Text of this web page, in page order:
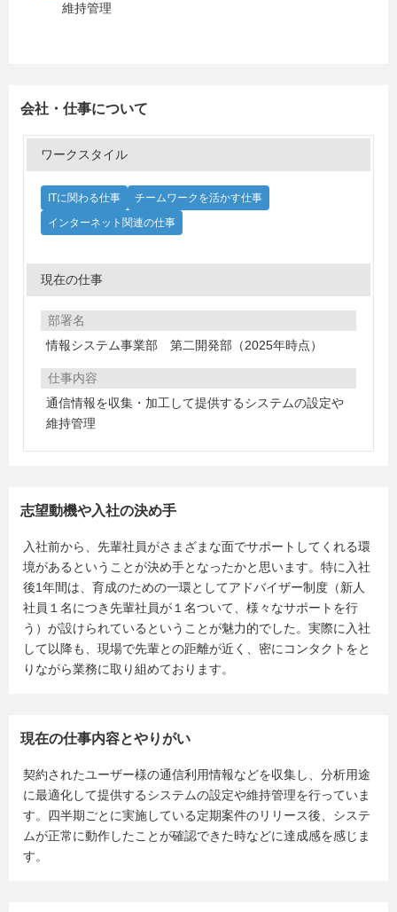
維持管理
会社・仕事について
ワークスタイル
ITに関わる仕事
チームワークを活かす仕事
インターネット関連の仕事
現在の仕事
部署名
情報システム事業部 第二開発部（2025年時点）
仕事内容
通信情報を収集・加工して提供するシステムの設定や
維持管理
志望動機や入社の決め手
入社前から、先輩社員がさまざまな面でサポートしてくれる環
境があるということが決め手となったかと思います。特に入社
後1年間は、育成のための一環としてアドバイザー制度（新人
社員１名につき先輩社員が１名ついて、様々なサポートを行
う）が設けられているということが魅力的でした。実際に入社
して以降も、現場で先輩との距離が近く、密にコンタクトをと
りながら業務に取り組めております。
現在の仕事内容とやりがい
契約されたユーザー様の通信利用情報などを収集し、分析用途
に最適化して提供するシステムの設定や維持管理を行っていま
す。四半期ごとに実施している定期案件のリリース後、システ
ムが正常に動作したことが確認できた時などに達成感を感じま
す。